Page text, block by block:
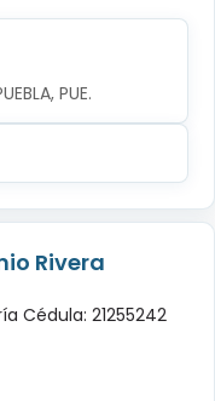
PUE.
Rivera
Cédula: 21255242